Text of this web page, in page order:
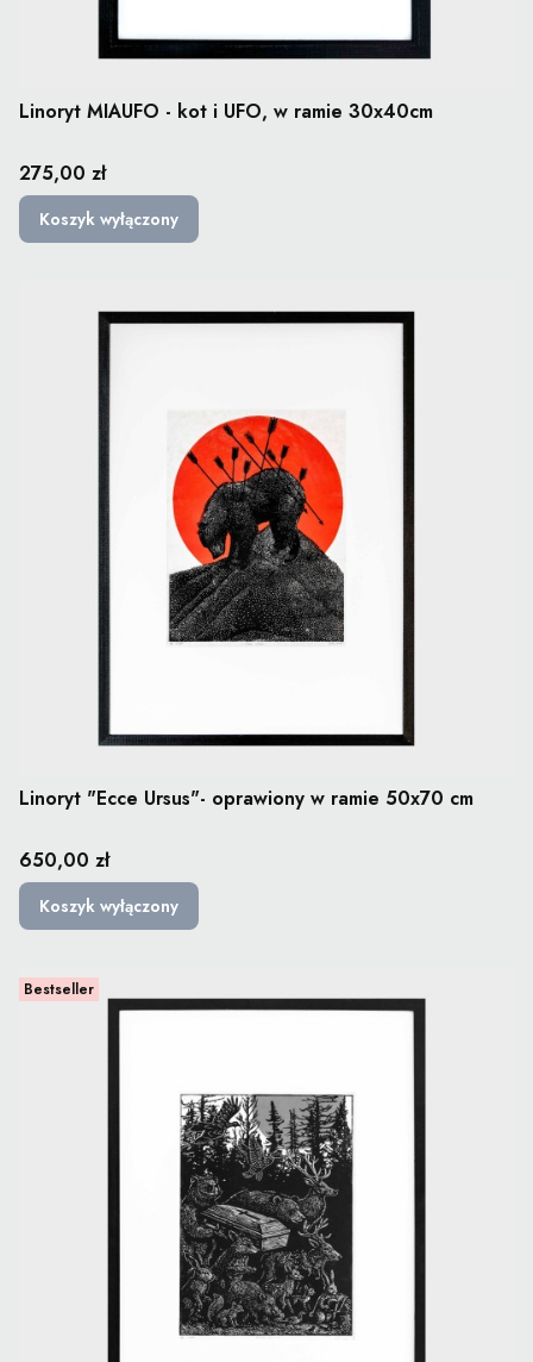
Linoryt MIAUFO - kot i UFO, w ramie 30x40cm
Cena
275,00 zł
Koszyk wyłączony
Linoryt "Ecce Ursus"- oprawiony w ramie 50x70 cm
Cena
650,00 zł
Koszyk wyłączony
Bestseller